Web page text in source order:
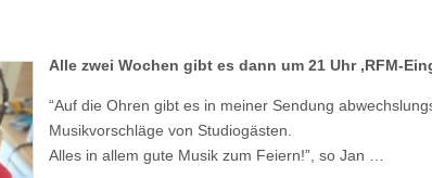
Alle zwei Wochen gibt es dann um 21 Uhr ‚RFM-
“Auf die Ohren gibt es in meiner Sendung
Musikvorschläge von Studiogästen.
Alles in allem gute Musik zum Feiern!”, so Jan …